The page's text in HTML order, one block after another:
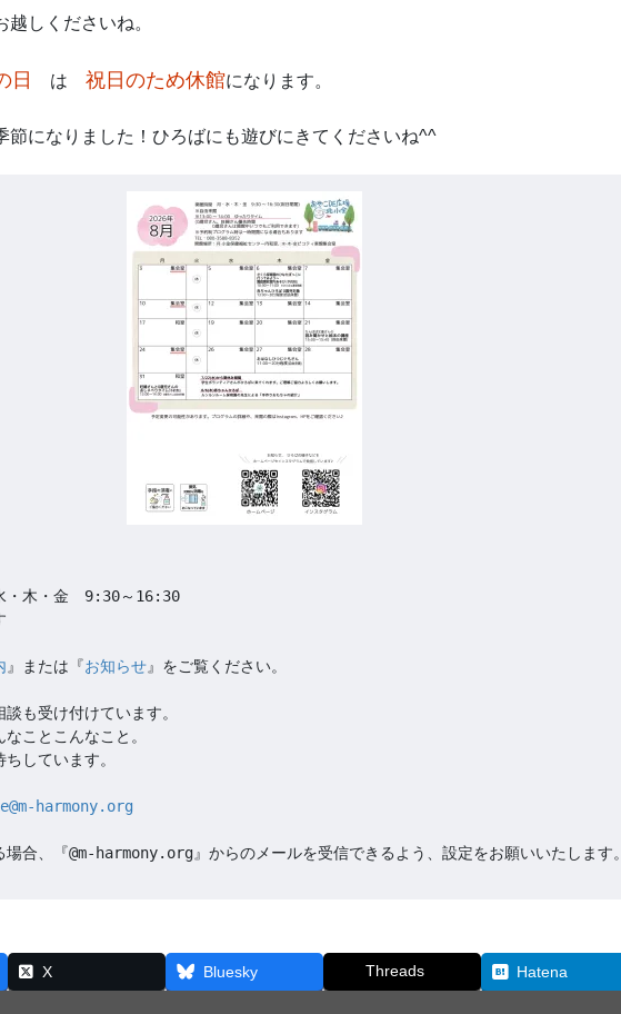
しくださいね。
日 は 祝日のため休館になります。
節になりました！ひろばにも遊びにきてくださいね^^
・木・金　9:30～16:30
』または『お知らせ』をご覧ください。
も受け付けています。
ことこんなこと。
しています。
harmony.org
合、『@m-harmony.org』からのメールを受信できるよう、設定をお願いいたします。
X Bluesky Threads Hatena